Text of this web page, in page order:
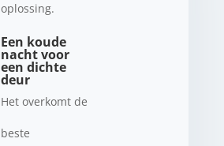
oplossing.
Een koude
nacht voor
een dichte
deur
Het overkomt de
beste